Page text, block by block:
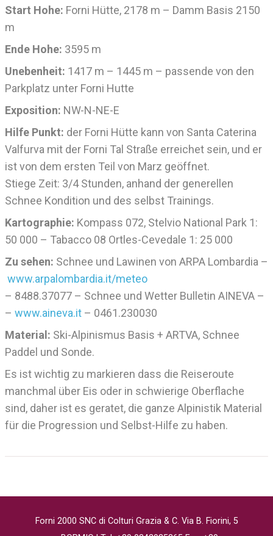
Start Hohe: Forni Hütte, 2178 m – Damm Basis 2150
m
Ende Hohe: 3595 m
Unebenheit: 1417 m – 1445 m – passende von den
Parkplatz unter Forni Hutte
Exposition: NW-N-NE-E
Hilfe Punkt: der Forni Hütte kann von Santa Caterina
Valfurva mit der Forni Tal Straße erreichet sein, und er
ist von dem ersten Teil von Marz geöffnet.
Stiege Zeit: 3/4 Stunden, anhand der generellen
Schnee Kondition und des selbst Trainings.
Kartographie: Kompass 072, Stelvio National Park 1:
50 000 – Tabacco 08 Ortles-Cevedale 1: 25 000
Zu sehen: Schnee und Lawinen von ARPA Lombardia –
www.arpalombardia.it/meteo
– 8488.37077 – Schnee und Wetter Bulletin AINEVA –
– www.aineva.it – 0461.230030
Material: Ski-Alpinismus Basis + ARTVA, Schnee
Paddel und Sonde.
Es ist wichtig zu markieren dass die Reiseroute
manchmal über Eis oder in schwierige Oberflache
sind, daher ist es geratet, die ganze Alpinistik Material
für die Progression und Selbst-Hilfe zu haben.
Forni 2000 SNC di Colturi Grazia & C. Via B. Fiorini, 5